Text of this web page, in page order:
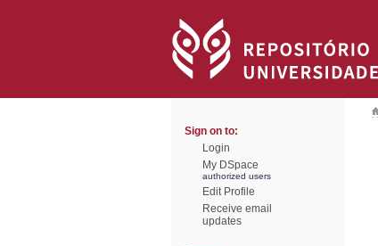
Sign on to:
Login
My DSpace
authorized users
Edit Profile
Receive email
updates